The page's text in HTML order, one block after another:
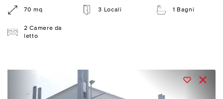
70 mq 3 Locali 1 Bagni
2 Camere da
letto